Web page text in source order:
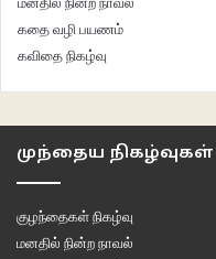
சுயஉணர்விழந்து பித்தேறி
குற்றமற்றவன் என்றுரைத்து பின்
திரைப்படத்திலும் இடம்பெறாதது.
கதை வழி பயணம்
கவிதை நிகழ்வு
முந்தைய நிகழ்வுகள்
குழந்தைகள் நிகழ்வு
மனதில் நின்ற நாவல்